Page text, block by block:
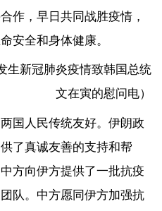
作，早日共同战胜疫情，
安全和身体健康。
生新冠肺炎疫情致韩国总统
文在寅的慰问电）
国人民传统友好。伊朗政
了真诚友善的支持和帮
方向伊方提供了一批抗疫
队。中方愿同伊方加强抗